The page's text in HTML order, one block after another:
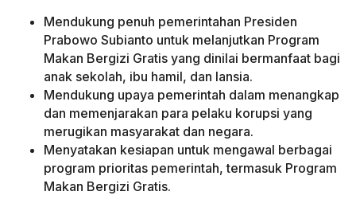
Mendukung penuh pemerintahan Presiden
Prabowo Subianto untuk melanjutkan Program
Makan Bergizi Gratis yang dinilai bermanfaat bagi
anak sekolah, ibu hamil, dan lansia.
Mendukung upaya pemerintah dalam menangkap
dan memenjarakan para pelaku korupsi yang
merugikan masyarakat dan negara.
Menyatakan kesiapan untuk mengawal berbagai
program prioritas pemerintah, termasuk Program
Makan Bergizi Gratis.